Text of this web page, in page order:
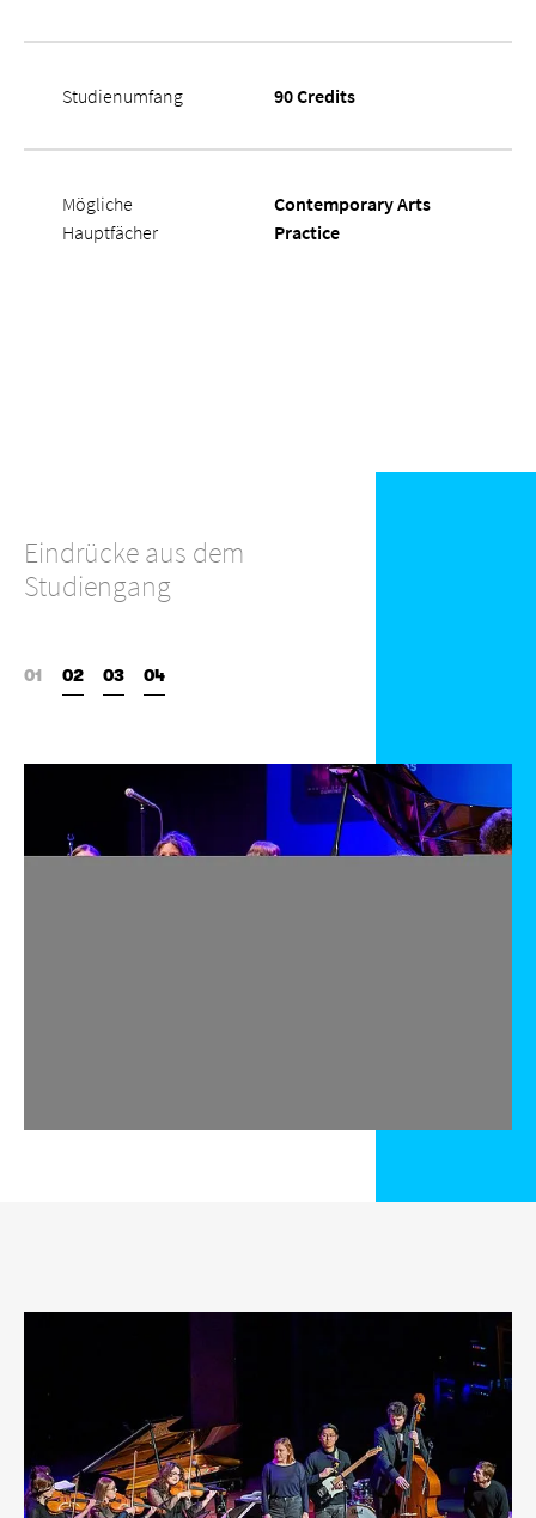
Studienumfang 90 Credits
Mögliche
Hauptfächer
Contemporary Arts
Practice
Eindrücke aus dem
Studiengang